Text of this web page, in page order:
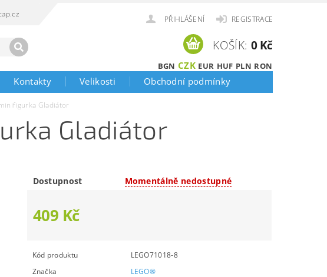
PŘIHLÁŠENÍ REGISTRACE
BGN CZK EUR HUF PLN RON
KOŠÍK: 0 Kč
Kontakty Velikosti Obchodní podmínky
Gladiátor
Gladiátor
Dostupnost Momentálně nedostupné
409 Kč
Kód produktu
LEGO71018-8
Značka
LEGO®